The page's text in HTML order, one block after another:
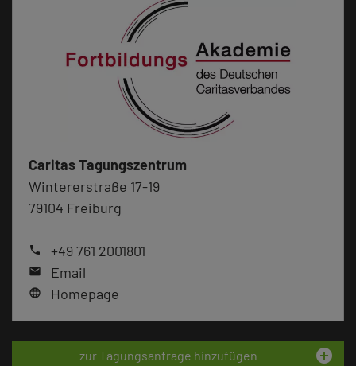
Caritas Tagungszentrum
Wintererstraße 17-19
79104 Freiburg
phone +49 761 2001801
mail Email
language Homepage
zur Tagungsanfrage hinzufügen add_circle